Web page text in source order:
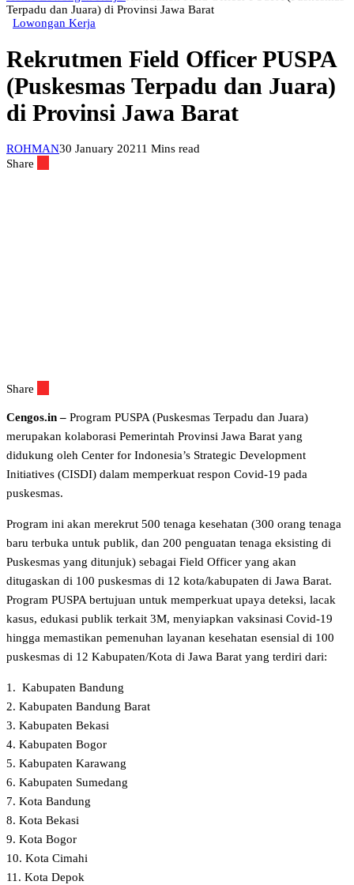
Terpadu dan Juara) di Provinsi Jawa Barat
Lowongan Kerja
Rekrutmen Field Officer PUSPA
(Puskesmas Terpadu dan Juara)
di Provinsi Jawa Barat
ROHMAN30 January 20211 Mins read
Share
Share
Cengos.in – Program PUSPA (Puskesmas Terpadu dan Juara)
merupakan kolaborasi Pemerintah Provinsi Jawa Barat yang
didukung oleh Center for Indonesia’s Strategic Development
Initiatives (CISDI) dalam memperkuat respon Covid-19 pada
puskesmas.
Program ini akan merekrut 500 tenaga kesehatan (300 orang tenaga
baru terbuka untuk publik, dan 200 penguatan tenaga eksisting di
Puskesmas yang ditunjuk) sebagai Field Officer yang akan
ditugaskan di 100 puskesmas di 12 kota/kabupaten di Jawa Barat.
Program PUSPA bertujuan untuk memperkuat upaya deteksi, lacak
kasus, edukasi publik terkait 3M, menyiapkan vaksinasi Covid-19
hingga memastikan pemenuhan layanan kesehatan esensial di 100
puskesmas di 12 Kabupaten/Kota di Jawa Barat yang terdiri dari:
1. Kabupaten Bandung
2. Kabupaten Bandung Barat
3. Kabupaten Bekasi
4. Kabupaten Bogor
5. Kabupaten Karawang
6. Kabupaten Sumedang
7. Kota Bandung
8. Kota Bekasi
9. Kota Bogor
10. Kota Cimahi
11. Kota Depok